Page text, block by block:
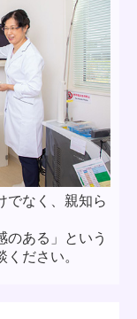
でなく、親知ら
のある」という
ださい。